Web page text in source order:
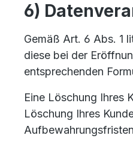
6)
Gemäß Art. 6 Abs. 1
diese bei der
entsprechenden
Eine Löschung Ihres
Löschung Ihres